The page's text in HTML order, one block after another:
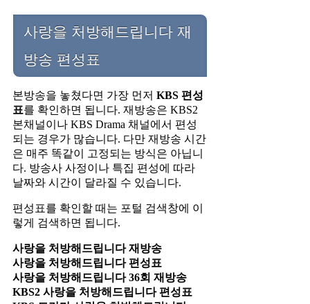
사랑을 처방해드립니다 재
방송 편성표
본방송을 놓쳤다면 가장 먼저 KBS 편성
표를 확인하면 됩니다. 재방송은 KBS2
본채널이나 KBS Drama 채널에서 편성
되는 경우가 많습니다. 다만 재방송 시간
은 매주 똑같이 고정되는 방식은 아닙니
다. 방송사 사정이나 특집 편성에 따라
날짜와 시간이 달라질 수 있습니다.
편성표를 확인할 때는 포털 검색창에 이
렇게 검색하면 됩니다.
사랑을 처방해드립니다 재방송
사랑을 처방해드립니다 편성표
사랑을 처방해드립니다 36회 재방송
KBS2 사랑을 처방해드립니다 편성표